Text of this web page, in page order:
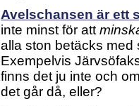
Avelschansen är ett
inte minst för att
alla ston betäcks med
Exempelvis
finns det ju inte och
det går då, eller?